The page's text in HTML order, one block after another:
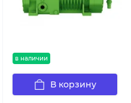
в наличии
В корзину